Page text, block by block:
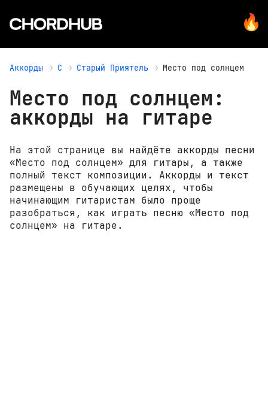
Аккорды С Старый Приятель Место под солнцем
Место под солнцем:
аккорды на гитаре
На этой странице вы найдёте аккорды песни
«Место под солнцем» для гитары, а также
полный текст композиции. Аккорды и текст
размещены в обучающих целях, чтобы
начинающим гитаристам было проще
разобраться, как играть песню «Место под
солнцем» на гитаре.